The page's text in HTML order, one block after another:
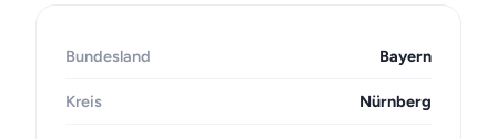
Bundesland Bayern
Kreis Nürnberg